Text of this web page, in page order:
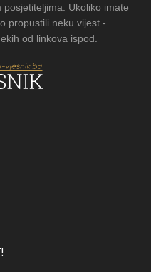
Ukoliko imate
propustili neku vijest -
od linkova ispod.